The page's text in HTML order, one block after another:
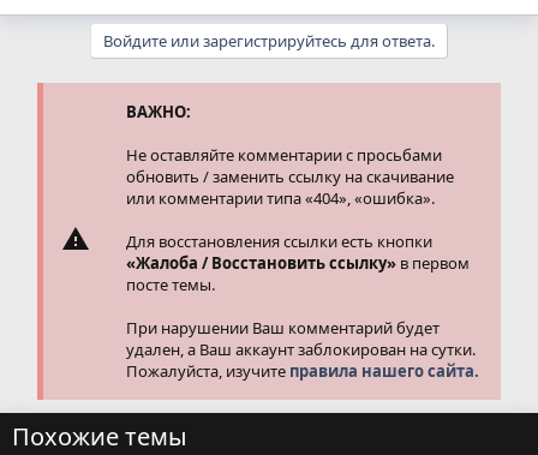
Войдите или зарегистрируйтесь для ответа.
ВАЖНО:
Не оставляйте комментарии с просьбами
обновить / заменить ссылку на скачивание
или комментарии типа «404», «ошибка».
Для восстановления ссылки есть кнопки
«Жалоба / Восстановить ссылку» в первом
посте темы.
При нарушении Ваш комментарий будет
удален, а Ваш аккаунт заблокирован на сутки.
Пожалуйста, изучите правила нашего сайта.
Похожие темы